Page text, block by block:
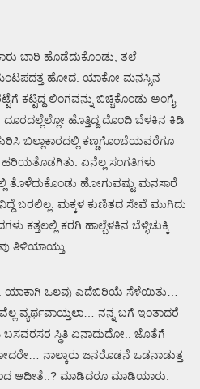
ಬಾರಿ ಹೊಡೆದುಕೊಂಡು, ತಲೆ
ಮಂಟಪದತ್ತ ಹೋದ. ಯಾಕೋ ಮನಸ್ಸಿನ
ಕಟ್ಟಿದ್ದ ಲಿಂಗವನ್ನು ಬಿಚ್ಚಿಕೊಂಡು ಅಂಗೈ
ಹೊತ್ತಿದ್ದ ದೊಂದಿ ಬೆಳಕಿನ ಕಿಡಿ
ಬಿಲ್ಲಾಕಾರದಲ್ಲಿ ಕಣ್ಣಗೊಂಬೆಯವರೆಗೂ
ಹರಿಯತೊಡಗಿತು. ಏನೆಲ್ಲ ಸಂಗತಿಗಳು
ತೊಳೆದುಕೊಂಡು ಹೋಗುವಷ್ಟು ಮನಸಾರೆ
ಬರಲಿಲ್ಲ. ಮಕ್ಕಳ ಕುಣಿತದ ಸೇವೆ ಮುಗಿದು
ಕತ್ತಲಲ್ಲಿ ಕರಗಿ ಹಾಲ್ಬೆಳಕಿನ ಬೆಳ್ಳಿಚುಕ್ಕಿ
ತಿಳಿಯಾಯ್ತು.
ಯಾಕಾಗಿ ಒಲವು ಎದೆಬಿರಿಯೆ ಸೆಳೆಯಿತು…
ವ್ಯರ್ಥವಾಯ್ತಲಾ… ನನ್ನ ಬಗೆ ಇಂತಾದರೆ
ಸ್ಥಿತಿ ಏನಾದುದೋ.. ಜೊತೆಗೆ
ನಾಲ್ಕಾರು ಜನರೊಡನೆ ಒಡನಾಡುತ್ತ
ಆದೀತೆ..? ಮಾಡಿದರೂ ಮಾಡಿಯಾರು.